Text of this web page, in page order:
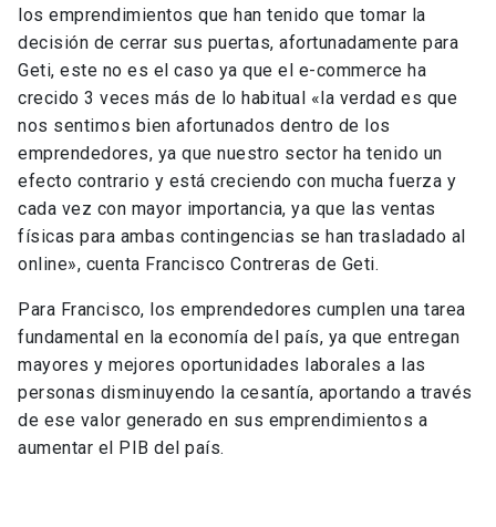
los emprendimientos que han tenido que tomar la
decisión de cerrar sus puertas, afortunadamente para
Geti, este no es el caso ya que el e-commerce ha
crecido 3 veces más de lo habitual «la verdad es que
nos sentimos bien afortunados dentro de los
emprendedores, ya que nuestro sector ha tenido un
efecto contrario y está creciendo con mucha fuerza y
cada vez con mayor importancia, ya que las ventas
físicas para ambas contingencias se han trasladado al
online», cuenta Francisco Contreras de Geti.
Para Francisco, los emprendedores cumplen una tarea
fundamental en la economía del país, ya que entregan
mayores y mejores oportunidades laborales a las
personas disminuyendo la cesantía, aportando a través
de ese valor generado en sus emprendimientos a
aumentar el PIB del país.